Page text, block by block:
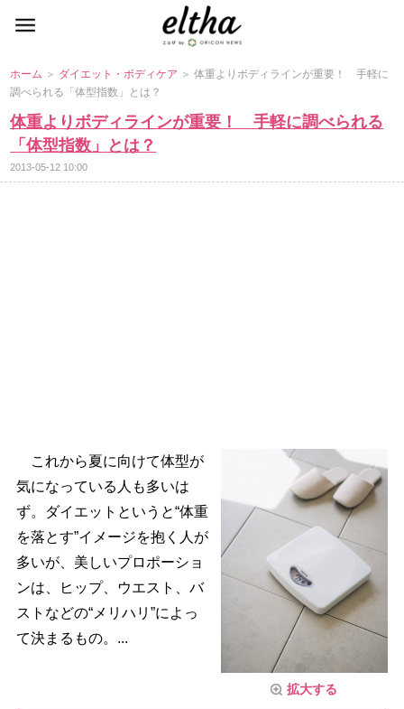
ホーム ＞ ダイエット・ボディケア ＞ 体重よりボディラインが重要！ 手軽に
調べられる「体型指数」とは？
体重よりボディラインが重要！ 手軽に調べられる
「体型指数」とは？
2013-05-12 10:00
拡大する
これから夏に向けて体型が
気になっている人も多いは
ず。ダイエットというと“体重
を落とす”イメージを抱く人が
多いが、美しいプロポーショ
ンは、ヒップ、ウエスト、バ
ストなどの“メリハリ”によっ
て決まるもの。...